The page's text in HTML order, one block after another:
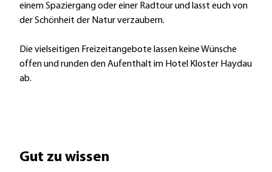
E
N
_
V
2
einem Spaziergang oder einer Radtour und lasst euch von
der Schönheit der Natur verzaubern.
Die vielseitigen Freizeitangebote lassen keine Wünsche
offen und runden den Aufenthalt im Hotel Kloster Haydau
ab.
Gut zu wissen